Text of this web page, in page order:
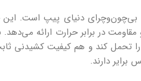
بی‌چون‌وچرای دنیای پیپ است.
در برابر حرارت ارائه
تحمل کند و هم کیفیت کشیدنی
دارند.